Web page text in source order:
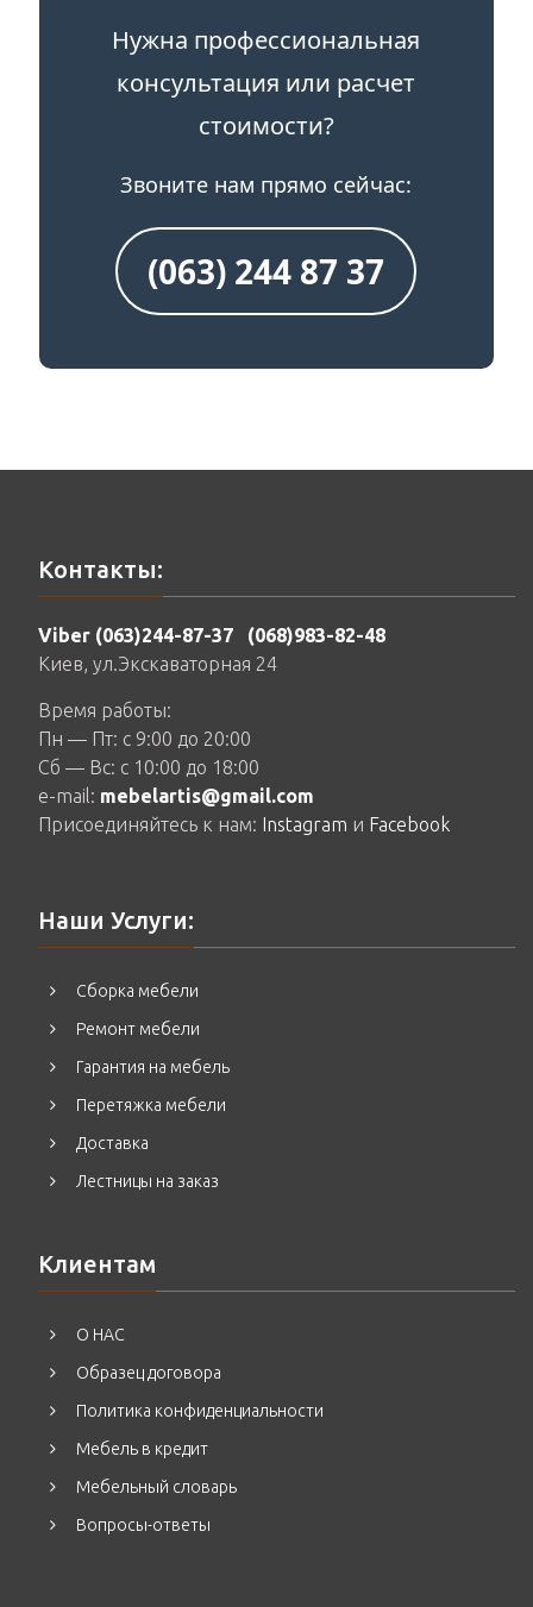
Нужна профессиональная
консультация или расчет
стоимости?
Звоните нам прямо сейчас:
(063) 244 87 37
Контакты:
Viber (063)244-87-37
(068)983-82-48
Киев, ул.Экскаваторная 24
Время работы:
Пн — Пт: c 9:00 до 20:00
Сб — Вс: c 10:00 до 18:00
e-mail: mebelartis@gmail.com
Присоединяйтесь к нам: Instagram и Facebook
Наши Услуги:
Сборка мебели
Ремонт мебели
Гарантия на мебель
Перетяжка мебели
Доставка
Лестницы на заказ
Клиентам
О НАС
Образец договора
Политика конфиденциальности
Мебель в кредит
Мебельный словарь
Вопросы-ответы